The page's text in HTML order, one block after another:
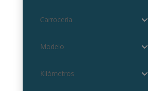
Carrocería
Modelo
Kilómetros